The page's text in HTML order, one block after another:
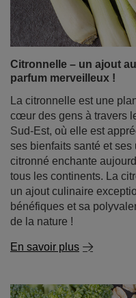
Citronnelle – un ajout
parfum merveilleux !
La citronnelle est une
cœur des gens à travers
Sud-Est, où elle est
ses bienfaits santé et
citronné enchante
tous les continents. La
un ajout culinaire
bénéfiques et sa
de la nature !
En savoir plus